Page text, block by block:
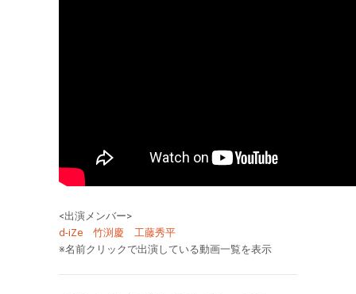
<出演メンバー>
d-iZe
竹渕慶
工藤秀平
※名前クリックで出演している動画一覧を表示